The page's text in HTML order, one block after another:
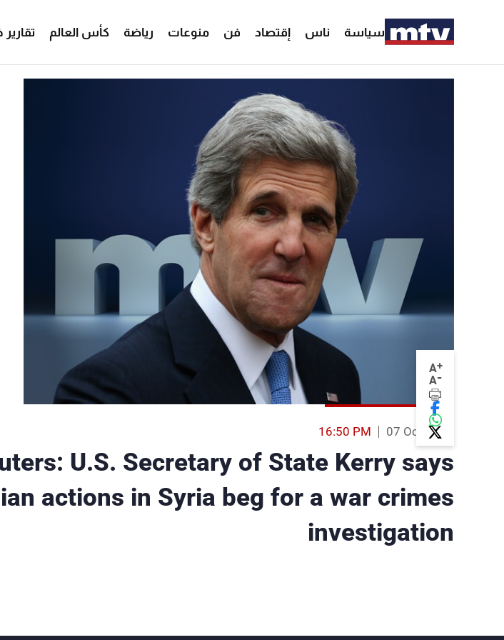
سياسة ناس إقتصاد فن منوعات رياضة كأس العالم
A+
A-
07 Oct 2016
16:50 PM
U.S. Secretary of State Kerry says
actions in Syria beg for a war crimes
investigation